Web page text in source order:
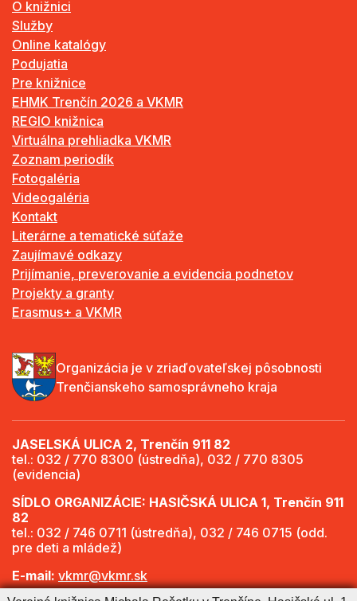
O knižnici
Služby
Online katalógy
Podujatia
Pre knižnice
EHMK Trenčín 2026 a VKMR
REGIO knižnica
Virtuálna prehliadka VKMR
Zoznam periodík
Fotogaléria
Videogaléria
Kontakt
Literárne a tematické súťaže
Zaujímavé odkazy
Prijímanie, preverovanie a evidencia podnetov
Projekty a granty
Erasmus+ a VKMR
Organizácia je v zriaďovateľskej pôsobnosti
Trenčianskeho samosprávneho kraja
JASELSKÁ ULICA 2, Trenčín 911 82
tel.: 032 / 770 8300 (ústredňa), 032 / 770 8305
(evidencia)
SÍDLO ORGANIZÁCIE: HASIČSKÁ ULICA 1, Trenčín 911
82
tel.: 032 / 746 0711 (ústredňa), 032 / 746 0715 (odd.
pre deti a mládež)
E-mail: vkmr@vkmr.sk